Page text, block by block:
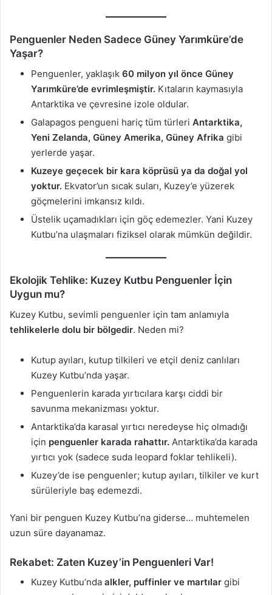
Penguenler Neden Sadece Güney Yarımküre’de
Yaşar?
Penguenler, yaklaşık 60 milyon yıl önce Güney
Yarımküre’de evrimleşmiştir. Kıtaların kaymasıyla
Antarktika ve çevresine izole oldular.
Galapagos pengueni hariç tüm türleri Antarktika,
Yeni Zelanda, Güney Amerika, Güney Afrika gibi
yerlerde yaşar.
Kuzeye geçecek bir kara köprüsü ya da doğal yol
yoktur. Ekvator’un sıcak suları, Kuzey’e yüzerek
göçmelerini imkansız kıldı.
Üstelik uçamadıkları için göç edemezler. Yani Kuzey
Kutbu’na ulaşmaları fiziksel olarak mümkün değildir.
Ekolojik Tehlike: Kuzey Kutbu Penguenler İçin
Uygun mu?
Kuzey Kutbu, sevimli penguenler için tam anlamıyla
tehlikelerle dolu bir bölgedir. Neden mi?
Kutup ayıları, kutup tilkileri ve etçil deniz canlıları
Kuzey Kutbu’nda yaşar.
Penguenlerin karada yırtıcılara karşı ciddi bir
savunma mekanizması yoktur.
Antarktika’da karasal yırtıcı neredeyse hiç olmadığı
için penguenler karada rahattır. Antarktika’da karada
yırtıcı yok (sadece suda leopard foklar tehlikeli).
Kuzey’de ise penguenler; kutup ayıları, tilkiler ve kurt
sürüleriyle baş edemezdi.
Yani bir penguen Kuzey Kutbu’na giderse… muhtemelen
uzun süre dayanamaz.
Rekabet: Zaten Kuzey’in Penguenleri Var!
Kuzey Kutbu’nda alkler, puffinler ve martılar gibi